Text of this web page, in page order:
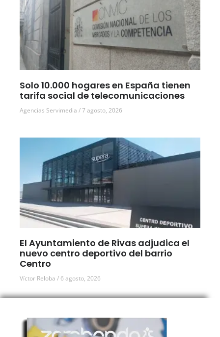
Solo 10.000 hogares en España tienen
tarifa social de telecomunicaciones
Agencias Servimedia 7 agosto, 2026
El Ayuntamiento de Rivas adjudica el
nuevo centro deportivo del barrio
Centro
Víctor Reloba 6 agosto, 2026